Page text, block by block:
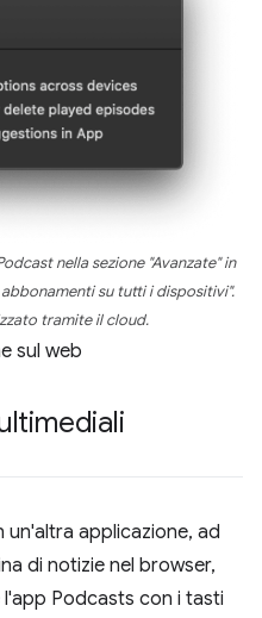
nella sezione "Avanzate" in
su tutti i dispositivi".
tramite il cloud.
sul web
applicazione, ad
di notizie nel browser,
Podcasts con i tasti